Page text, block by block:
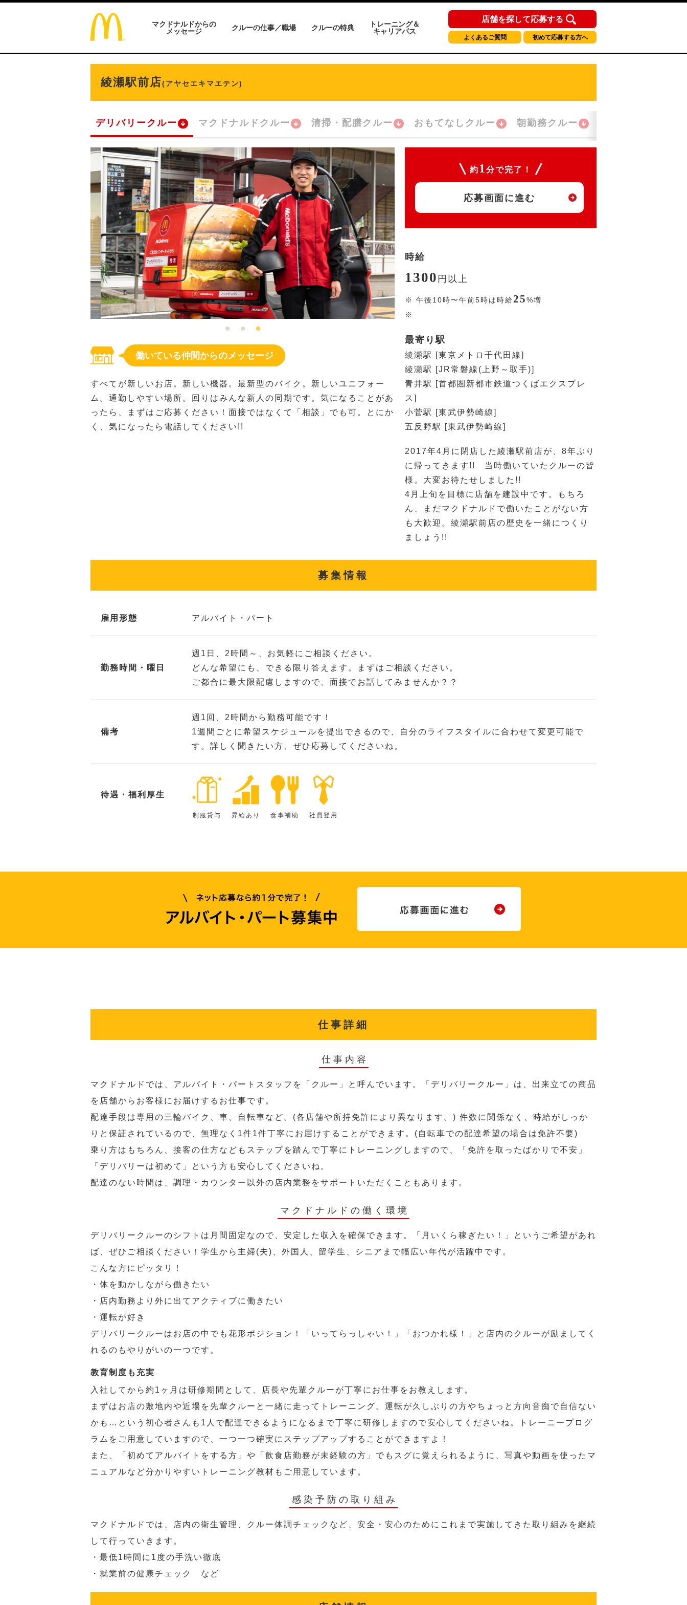
マクドナルドからの
メッセージ
クルーの仕事／職場 クルーの特典
トレーニング＆
キャリアパス
店舗を探して応募する
よくあるご質問 初めて応募する方へ
綾瀬駅前店(アヤセエキマエテン)
デリバリークルー マクドナルドクルー 清掃・配膳クルー おもてなしクルー 朝勤務クルー
働いている仲間からのメッセージ
すべてが新しいお店。新しい機器。最新型のバイク。新しいユニフォー
ム。通勤しやすい場所。回りはみんな新人の同期です。気になることがあ
ったら、まずはご応募ください！面接ではなくて「相談」でも可。とにか
く、気になったら電話してください!!
約 1 分で完了！
応募画面に進む
時給
1300 円 以上
※ 午後10時〜午前5時は時給25%増
※
最寄り駅
綾瀬駅 [東京メトロ千代田線]
綾瀬駅 [JR常磐線(上野～取手)]
青井駅 [首都圏新都市鉄道つくばエクスプレ
ス]
小菅駅 [東武伊勢崎線]
五反野駅 [東武伊勢崎線]
2017年4月に閉店した綾瀬駅前店が、8年ぶり
に帰ってきます!! 当時働いていたクルーの皆
様。大変お待たせしました!!
4月上旬を目標に店舗を建設中です。もちろ
ん、まだマクドナルドで働いたことがない方
も大歓迎。綾瀬駅前店の歴史を一緒につくり
ましょう!!
募集情報
雇用形態 アルバイト・パート
勤務時間・曜日
週1日、2時間～、お気軽にご相談ください。
どんな希望にも、できる限り答えます。まずはご相談ください。
ご都合に最大限配慮しますので、面接でお話してみませんか？？
備考
週1回、2時間から勤務可能です！
1週間ごとに希望スケジュールを提出できるので、自分のライフスタイルに合わせて変更可能で
す。詳しく聞きたい方、ぜひ応募してくださいね。
待遇・福利厚生
制服貸与 昇給あり 食事補助 社員登用
仕事詳細
仕事内容
マクドナルドでは、アルバイト・パートスタッフを「クルー」と呼んでいます。「デリバリークルー」は、出来立ての商品
を店舗からお客様にお届けするお仕事です。
配達手段は専用の三輪バイク、車、自転車など。(各店舗や所持免許により異なります。) 件数に関係なく、時給がしっか
りと保証されているので、無理なく1件1件丁寧にお届けすることができます。(自転車での配達希望の場合は免許不要)
乗り方はもちろん、接客の仕方などもステップを踏んで丁寧にトレーニングしますので、「免許を取ったばかりで不安」
「デリバリーは初めて」という方も安心してくださいね。
配達のない時間は、調理・カウンター以外の店内業務をサポートいただくこともあります。
マクドナルドの働く環境
デリバリークルーのシフトは月間固定なので、安定した収入を確保できます。「月いくら稼ぎたい！」というご希望があれ
ば、ぜひご相談ください！学生から主婦(夫)、外国人、留学生、シニアまで幅広い年代が活躍中です。
こんな方にピッタリ！
・体を動かしながら働きたい
・店内勤務より外に出てアクティブに働きたい
・運転が好き
デリバリークルーはお店の中でも花形ポジション！「いってらっしゃい！」「おつかれ様！」と店内のクルーが励ましてく
れるのもやりがいの一つです。
教育制度も充実
入社してから約1ヶ月は研修期間として、店長や先輩クルーが丁寧にお仕事をお教えします。
まずはお店の敷地内や近場を先輩クルーと一緒に走ってトレーニング。運転が久しぶりの方やちょっと方向音痴で自信ない
かも…という初心者さんも1人で配達できるようになるまで丁寧に研修しますので安心してくださいね。トレーニープログ
ラムをご用意していますので、一つ一つ確実にステップアップすることができますよ！
また、「初めてアルバイトをする方」や「飲食店勤務が未経験の方」でもスグに覚えられるように、写真や動画を使ったマ
ニュアルなど分かりやすいトレーニング教材もご用意しています。
感染予防の取り組み
マクドナルドでは、店内の衛生管理、クルー体調チェックなど、安全・安心のためにこれまで実施してきた取り組みを継続
して行っていきます。
・最低1時間に1度の手洗い徹底
・就業前の健康チェック など